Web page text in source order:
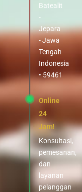
Batealit
-
Jepara
- Jawa
Tengah
Indonesia
• 59461
Online
24
Jam!
Konsultasi,
pemesanan,
dan
layanan
pelanggan